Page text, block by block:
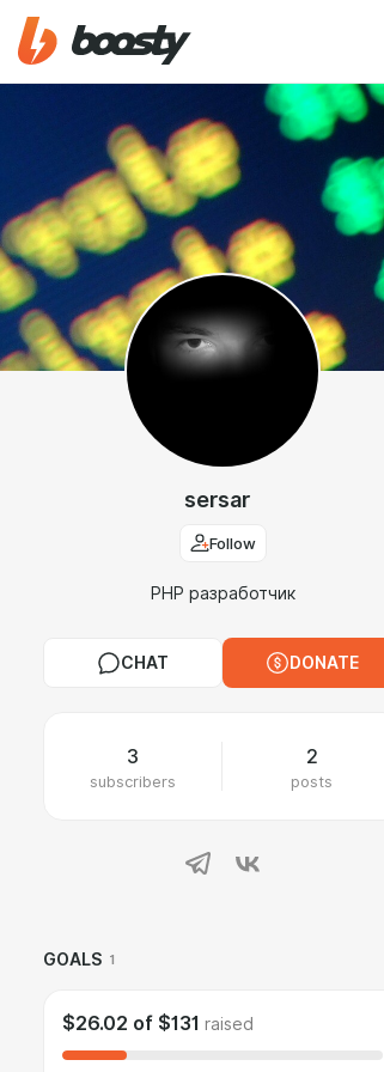
sersar
Follow
PHP разработчик
CHAT DONATE
3
subscribers
2
posts
GOALS 1
$26.02 of $131 raised